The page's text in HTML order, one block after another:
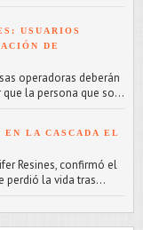
USUARIOS
DE
operadoras deberán
la persona que so...
EN LA CASCADA EL
Resines, confirmó el
perdió la vida tras...